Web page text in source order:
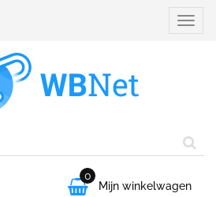

0
Mijn winkelwagen